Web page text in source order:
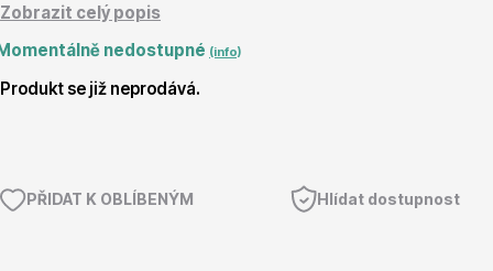
Magnólie
Zobrazit celý popis
nedostupné (info)
Produkt se již neprodává.
PŘIDAT K OBLÍBENÝM Hlídat dostupnost